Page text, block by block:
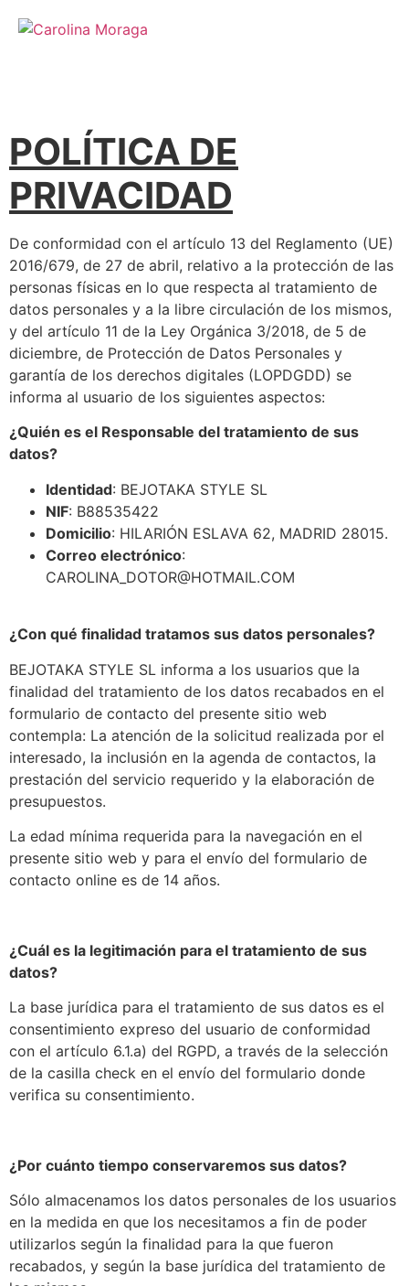
POLÍTICA DE
PRIVACIDAD
De conformidad con el artículo 13 del Reglamento (UE)
2016/679, de 27 de abril, relativo a la protección de las
personas físicas en lo que respecta al tratamiento de
datos personales y a la libre circulación de los mismos,
y del artículo 11 de la Ley Orgánica 3/2018, de 5 de
diciembre, de Protección de Datos Personales y
garantía de los derechos digitales (LOPDGDD) se
informa al usuario de los siguientes aspectos:
¿Quién es el Responsable del tratamiento de sus
datos?
Identidad: BEJOTAKA STYLE SL
NIF: B88535422
Domicilio: HILARIÓN ESLAVA 62, MADRID 28015.
Correo electrónico:
CAROLINA_DOTOR@HOTMAIL.COM
¿Con qué finalidad tratamos sus datos personales?
BEJOTAKA STYLE SL informa a los usuarios que la
finalidad del tratamiento de los datos recabados en el
formulario de contacto del presente sitio web
contempla: La atención de la solicitud realizada por el
interesado, la inclusión en la agenda de contactos, la
prestación del servicio requerido y la elaboración de
presupuestos.
La edad mínima requerida para la navegación en el
presente sitio web y para el envío del formulario de
contacto online es de 14 años.
¿Cuál es la legitimación para el tratamiento de sus
datos?
La base jurídica para el tratamiento de sus datos es el
consentimiento expreso del usuario de conformidad
con el artículo 6.1.a) del RGPD, a través de la selección
de la casilla check en el envío del formulario donde
verifica su consentimiento.
¿Por cuánto tiempo conservaremos sus datos?
Sólo almacenamos los datos personales de los usuarios
en la medida en que los necesitamos a fin de poder
utilizarlos según la finalidad para la que fueron
recabados, y según la base jurídica del tratamiento de